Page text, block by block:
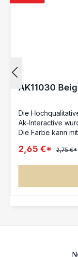
AK11030
Die
Ak-Interactive
Die Farbe kann
2,65 €* 2,75 €*